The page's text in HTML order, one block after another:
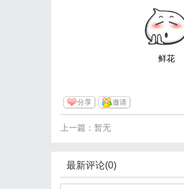
鲜花
分享 邀请
上一篇：暂无
最新评论(0)